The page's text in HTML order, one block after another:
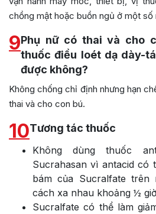
chồng mật hoặc buồn ngủ ở một số
9Phụ nữ có thai và cho
thuốc điều loét dạ dày-
được không?
Không chống chỉ định nhưng hạn
thai và cho con bú.
10Tương tác thuốc
Không dùng thuốc
Sucrahasan vì antacid có
bám của Sucralfate trên
cách xa nhau khoảng ½
Sucralfate có thể làm